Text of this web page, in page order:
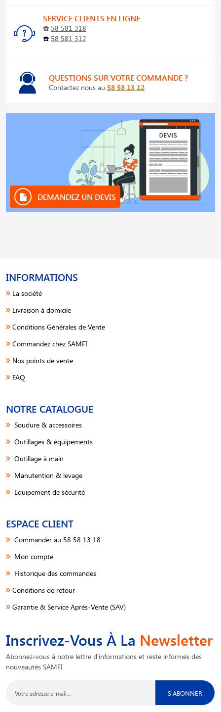
SERVICE CLIENTS EN LIGNE
☎️ 58 581 318
☎️ 58 581 312
QUESTIONS SUR VOTRE COMMANDE ?
Contactez nous au 58 58 13 12
DEMANDEZ UN DEVIS
INFORMATIONS
La société
Livraison à domicile
Conditions Générales de Vente
Commandez chez SAMFI
Nos points de vente
FAQ
NOTRE CATALOGUE
Soudure & accessoires
Outillages & équipements
Outillage à main
Manutention & levage
Equipement de sécurité
ESPACE CLIENT
Commander au 58 58 13 18
Mon compte
Historique des commandes
Conditions de retour
Garantie & Service Après-Vente (SAV)
Inscrivez-Vous À La Newsletter
Abonnez-vous à notre lettre d'informations et reste informés des
nouveautés SAMFI
S'ABONNER